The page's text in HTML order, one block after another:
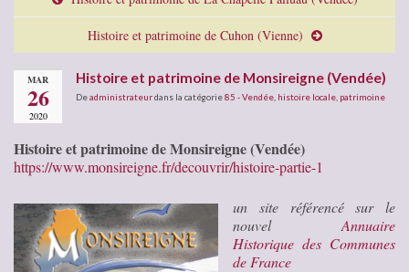
Histoire et patrimoine de Cuhon (Vienne)
MAR
26
2020
Histoire et patrimoine de Monsireigne (Vendée)
Deadministrateurdans la catégorie85 - Vendée histoire locale patrimoine
Histoire et patrimoine de Monsireigne (Vendée)
https://www.monsireigne.fr/decouvrir/histoire-partie-1
un site référencé sur le
nouvel Annuaire
Historique des Communes
de France